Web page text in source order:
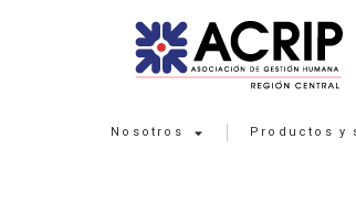
Nosotros Productos y